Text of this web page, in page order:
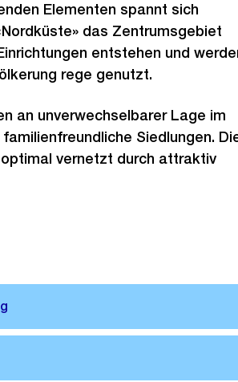
Elementen spannt sich
das Zentrumsgebiet
entstehen und
rege genutzt.
an unverwechselbarer Lage im
Siedlungen.
vernetzt durch attraktiv